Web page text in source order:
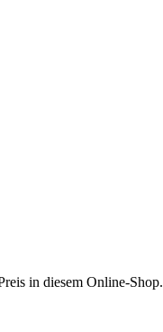
in diesem Online-Shop.